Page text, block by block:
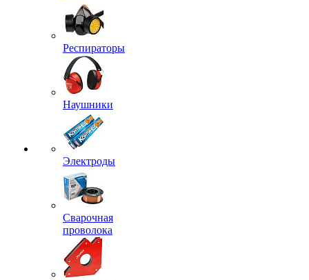
Респираторы
Наушники
Электроды
Сварочная
проволока